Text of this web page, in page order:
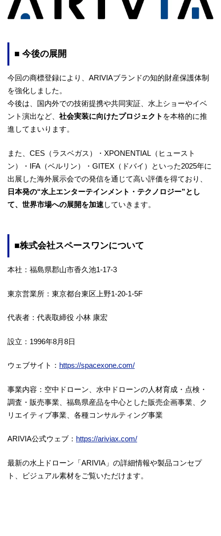
■ 今後の展開
今回の商標登録により、ARIVIAブランドの知的財産保護体制
を強化しました。
今後は、国内外での技術提携や共同実証、水上ショーやイベ
ント演出など、 社会実装に向けたプロジェクト を本格的に推
進してまいります。
また、CES（ラスベガス）・XPONENTIAL（ヒュースト
ン）・IFA（ベルリン）・GITEX（ドバイ）といった2025年に
出展した海外展示会での発信を通じて高い評価を得ており、
日本発の“水上エンターテインメント・テクノロジー”とし
て、世界市場への展開を加速していきます。
■株式会社スペースワンについて
本社：福島県郡山市香久池1-17-3
東京営業所：東京都台東区上野1-20-1-5F
代表者：代表取締役 小林 康宏
設立：1996年8月8日
ウェブサイト： https://spacexone.com/
事業内容：空中ドローン、水中ドローンの人材育成・点検・
調査・販売事業、福島県産品を中心とした販売企画事業、ク
リエイティブ事業、各種コンサルティング事業
ARIVIA公式ウェブ： https://ariviax.com/
最新の水上ドローン「ARIVIA」の詳細情報や製品コンセプ
ト、ビジュアル素材をご覧いただけます。